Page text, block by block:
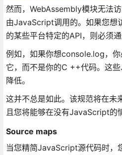
然而，WebAssembly模块无法
由JavaScript调用的。如果您想
的某些平台特定的API，则必须
例如，如果你想console.log，
它，而不是你的C ++代码。这
降低。
这并不总是如此。该规范将在未
且您将能够在没有JavaScript的
Source maps
当您精简JavaScript源代码时，